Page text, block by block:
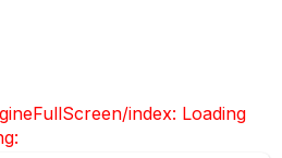
index: Loading